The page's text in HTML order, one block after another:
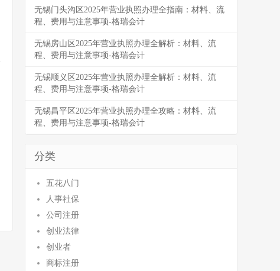
无锡门头沟区2025年营业执照办理全指南：材料、流
程、费用与注意事项-格瑞会计
无锡房山区2025年营业执照办理全解析：材料、流
程、费用与注意事项-格瑞会计
无锡顺义区2025年营业执照办理全解析：材料、流
程、费用与注意事项-格瑞会计
无锡昌平区2025年营业执照办理全攻略：材料、流
程、费用与注意事项-格瑞会计
分类
五花八门
人事社保
公司注册
创业法律
创业者
商标注册